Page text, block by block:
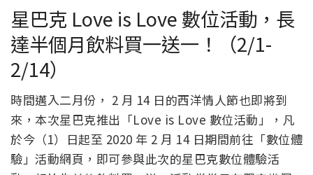
星巴克 Love is Love 數位活動，長
達半個月飲料買一送一！（2/1-
2/14）
時間邁入二月份， 2 月 14 日的西洋情人節也即將到
來，本次星巴克推出「Love is Love 數位活動」，凡
於今（1）日起至 2020 年 2 月 14 日期間前往「數位體
驗」活動網頁，即可參與此次的星巴克數位體驗活